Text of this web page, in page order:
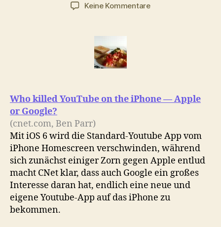
Keine Kommentarezu
Hausbsetzung
Who killed YouTube on the iPhone — Apple
or Google?
(cnet.com, Ben Parr)
Mit iOS 6 wird die Standard-Youtube App vom
iPhone Homescreen verschwinden, während
sich zunächst einiger Zorn gegen Apple entlud
macht CNet klar, dass auch Google ein großes
Interesse daran hat, endlich eine neue und
eigene Youtube-App auf das iPhone zu
bekommen.